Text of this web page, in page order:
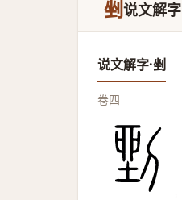
剉说文解字
说文解字·剉
卷四